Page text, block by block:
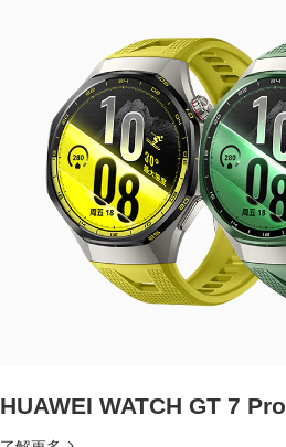
HUAWEI WATCH GT 7 Pro